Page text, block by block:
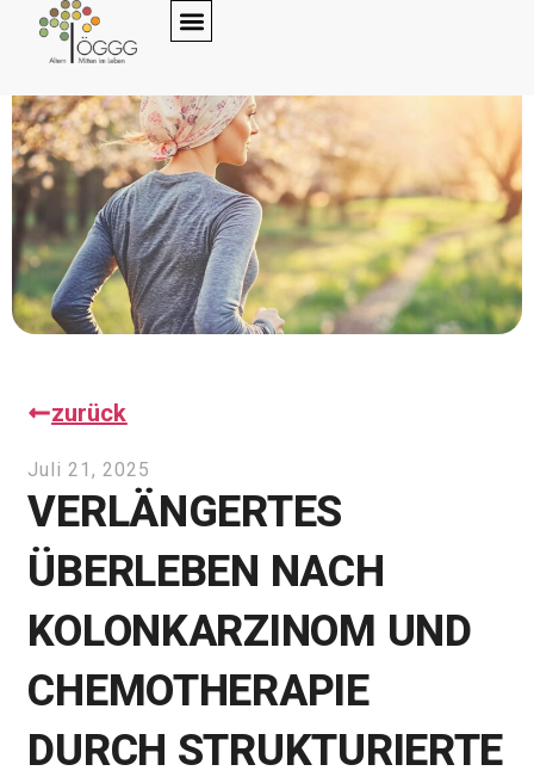
zurück
Juli 21, 2025
VERLÄNGERTES
ÜBERLEBEN NACH
KOLONKARZINOM UND
CHEMOTHERAPIE
DURCH STRUKTURIERTE